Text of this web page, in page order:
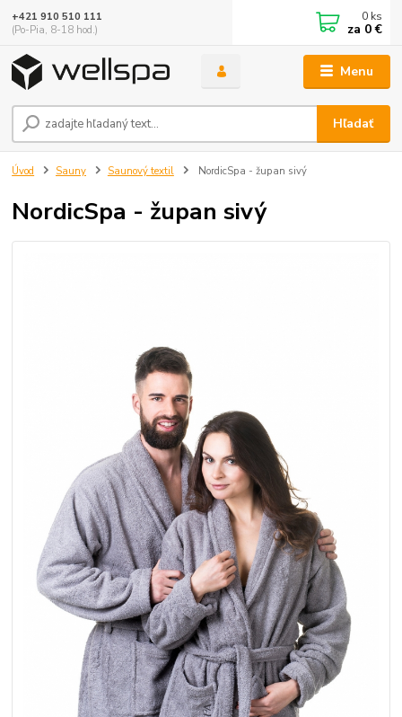
Menu
Hľadať
+421 910 510 111
(Po-Pia, 8-18 hod.)
0 ks
za 0 €
Úvod Sauny Saunový textil NordicSpa - župan sivý
NordicSpa - župan sivý